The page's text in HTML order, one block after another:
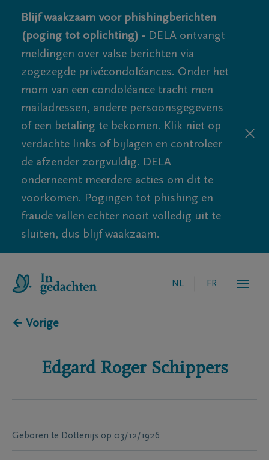
Blijf waakzaam voor phishingberichten
(poging tot oplichting) - DELA ontvangt
meldingen over valse berichten via
zogezegde privécondoléances. Onder het
mom van een condoléance tracht men
mailadressen, andere persoonsgegevens
of een betaling te bekomen. Klik niet op
verdachte links of bijlagen en controleer
de afzender zorgvuldig. DELA
onderneemt meerdere acties om dit te
voorkomen. Pogingen tot phishing en
fraude vallen echter nooit volledig uit te
sluiten, dus blijf waakzaam.
NL FR
← Vorige
Edgard Roger Schippers
Geboren te Dottenijs op 03/12/1926